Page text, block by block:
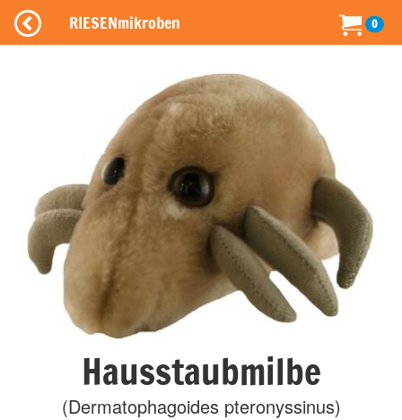
RIESENmikroben 0
Hausstaubmilbe
(Dermatophagoides pteronyssinus)